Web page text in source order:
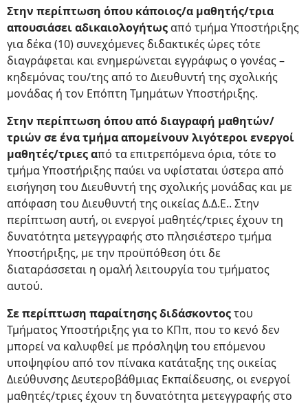
Στην περίπτωση όπου κάποιος/α μαθητής/τρια
απουσιάσει αδικαιολογήτωςαπό τμήμα Υποστήριξης
για δέκα (10) συνεχόμενες διδακτικές ώρες τότε
διαγράφεται και ενημερώνεται εγγράφως ο γονέας –
κηδεμόνας του/της από το Διευθυντή της σχολικής
μονάδας ή τον Επόπτη Τμημάτων Υποστήριξης.
Στην περίπτωση όπου από διαγραφή μαθητών/
τριών σε ένα τμήμα απομείνουν λιγότεροι ενεργοί
μαθητές/τριες από τα επιτρεπόμενα όρια, τότε το
τμήμα Υποστήριξης παύει να υφίσταται ύστερα από
εισήγηση του Διευθυντή της σχολικής μονάδας και με
απόφαση του Διευθυντή της οικείας Δ.Δ.Ε.. Στην
περίπτωση αυτή, οι ενεργοί μαθητές/τριες έχουν τη
δυνατότητα μετεγγραφής στο πλησιέστερο τμήμα
Υποστήριξης, με την προϋπόθεση ότι δε
διαταράσσεται η ομαλή λειτουργία του τμήματος
αυτού.
Σε περίπτωση παραίτησης διδάσκοντοςτου
Τμήματος Υποστήριξης για το ΚΠπ, που το κενό δεν
μπορεί να καλυφθεί με πρόσληψη του επόμενου
υποψηφίου από τον πίνακα κατάταξης της οικείας
Διεύθυνσης Δευτεροβάθμιας Εκπαίδευσης, οι ενεργοί
μαθητές/τριες έχουν τη δυνατότητα μετεγγραφής στο